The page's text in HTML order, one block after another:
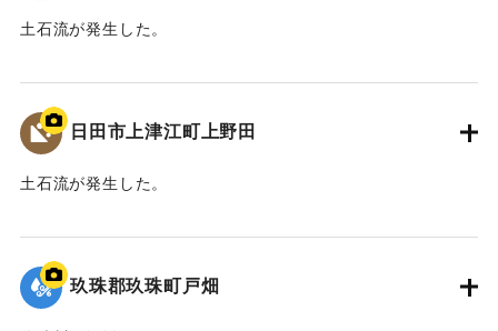
土石流が発生した。
2020/7/6｜固有コード:01215084
日田市上津江町上野田
土石流が発生した。
2020/7/6｜固有コード:01215083
玖珠郡玖珠町戸畑